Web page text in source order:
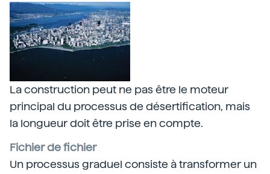
La construction peut ne pas être le moteur
principal du processus de désertification, mais
la longueur doit être prise en compte.
Fichier de fichier
Un processus graduel consiste à transformer un